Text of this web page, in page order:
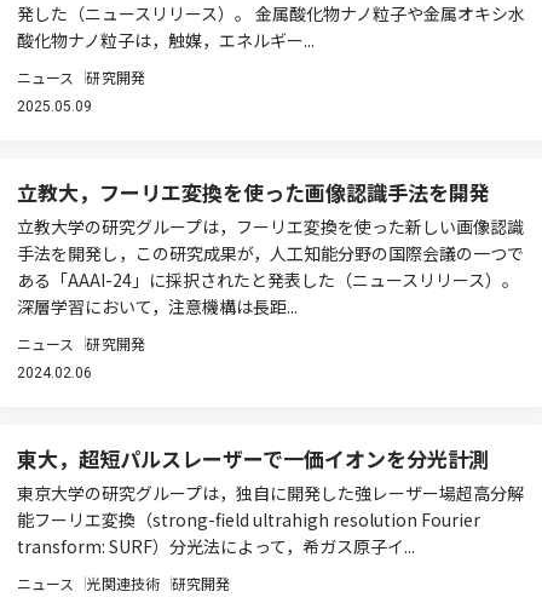
発した（ニュースリリース）。 金属酸化物ナノ粒子や金属オキシ水
酸化物ナノ粒子は，触媒，エネルギー...
ニュース 研究開発
2025.05.09
立教大，フーリエ変換を使った画像認識手法を開発
立教大学の研究グループは，フーリエ変換を使った新しい画像認識
手法を開発し，この研究成果が，人工知能分野の国際会議の一つで
ある「AAAI-24」に採択されたと発表した（ニュースリリース）。
深層学習において，注意機構は長距...
ニュース 研究開発
2024.02.06
東大，超短パルスレーザーで一価イオンを分光計測
東京大学の研究グループは，独自に開発した強レーザー場超高分解
能フーリエ変換（strong-field ultrahigh resolution Fourier
transform: SURF）分光法によって，希ガス原子イ...
ニュース 光関連技術 研究開発